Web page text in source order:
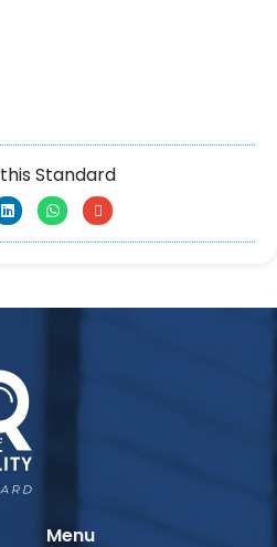
Standard
Menu